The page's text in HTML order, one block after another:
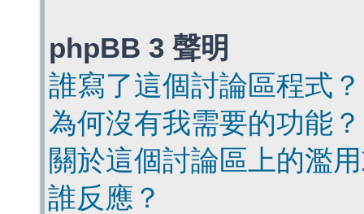
phpBB 3 聲明
誰寫了這個討論區程式？
為何沒有我需要的功能？
關於這個討論區上的濫
誰反應？